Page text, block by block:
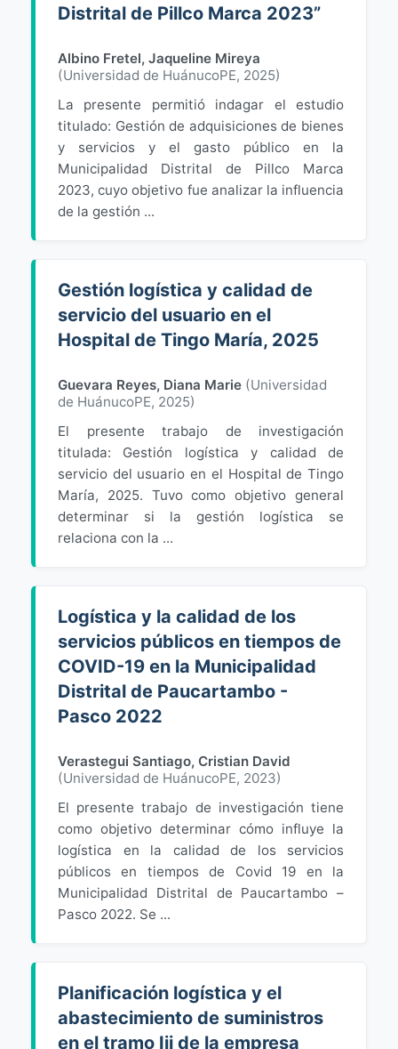
Distrital de Pillco Marca 2023”
Albino Fretel, Jaqueline Mireya
(Universidad de HuánucoPE, 2025)
La presente permitió indagar el estudio
titulado: Gestión de adquisiciones de bienes
y servicios y el gasto público en la
Municipalidad Distrital de Pillco Marca
2023, cuyo objetivo fue analizar la influencia
de la gestión ...
Gestión logística y calidad de
servicio del usuario en el
Hospital de Tingo María, 2025
Guevara Reyes, Diana Marie (Universidad
de HuánucoPE, 2025)
El presente trabajo de investigación
titulada: Gestión logística y calidad de
servicio del usuario en el Hospital de Tingo
María, 2025. Tuvo como objetivo general
determinar si la gestión logística se
relaciona con la ...
Logística y la calidad de los
servicios públicos en tiempos de
COVID-19 en la Municipalidad
Distrital de Paucartambo -
Pasco 2022
Verastegui Santiago, Cristian David
(Universidad de HuánucoPE, 2023)
El presente trabajo de investigación tiene
como objetivo determinar cómo influye la
logística en la calidad de los servicios
públicos en tiempos de Covid 19 en la
Municipalidad Distrital de Paucartambo –
Pasco 2022. Se ...
Planificación logística y el
abastecimiento de suministros
en el tramo Iii de la empresa